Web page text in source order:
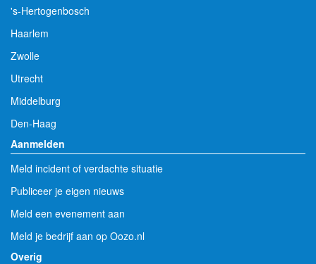
's-Hertogenbosch
Haarlem
Zwolle
Utrecht
Middelburg
Den-Haag
Aanmelden
Meld incident of verdachte situatie
Publiceer je eigen nieuws
Meld een evenement aan
Meld je bedrijf aan op Oozo.nl
Overig